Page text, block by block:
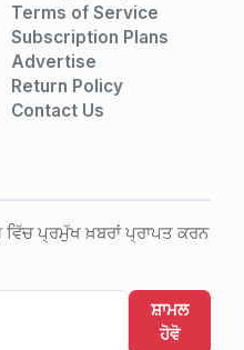
Terms of Service
Subscription Plans
Advertise
Return Policy
Contact Us
ਪ੍ਰਮੁੱਖ ਖ਼ਬਰਾਂ ਪ੍ਰਾਪਤ ਕਰਨ
ਸ਼ਾਮਲ
ਹੋਵੋ